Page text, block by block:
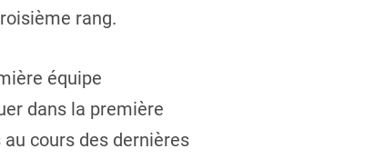
rang.
équipe
dans la première
cours des dernières